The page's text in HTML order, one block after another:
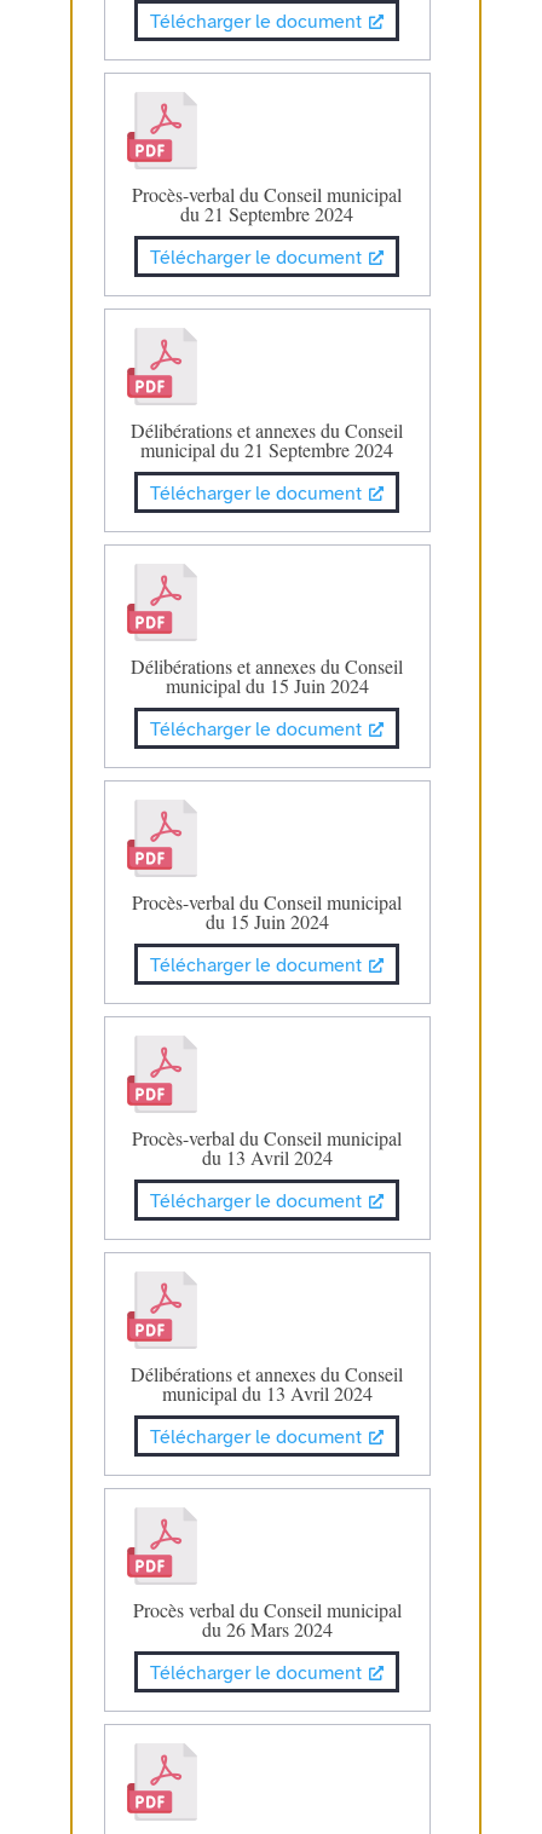
Télécharger le document
Procès-verbal du Conseil municipal
du 21 Septembre 2024
Télécharger le document
Délibérations et annexes du Conseil
municipal du 21 Septembre 2024
Télécharger le document
Délibérations et annexes du Conseil
municipal du 15 Juin 2024
Télécharger le document
Procès-verbal du Conseil municipal
du 15 Juin 2024
Télécharger le document
Procès-verbal du Conseil municipal
du 13 Avril 2024
Télécharger le document
Délibérations et annexes du Conseil
municipal du 13 Avril 2024
Télécharger le document
Procès verbal du Conseil municipal
du 26 Mars 2024
Télécharger le document